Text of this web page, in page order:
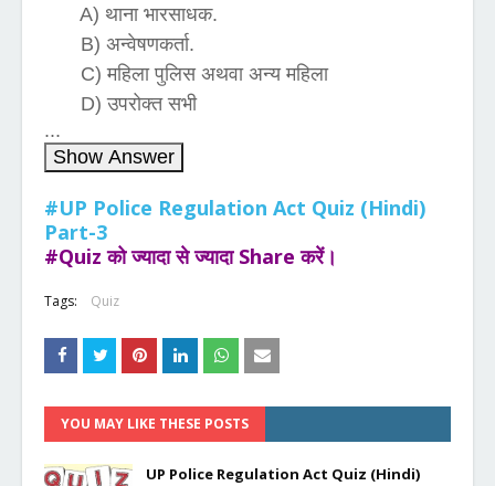
A) थाना भारसाधक.
B) अन्वेषणकर्ता.
C) महिला पुलिस अथवा अन्य महिला
D) उपरोक्त सभी
...
Show Answer
#UP Police Regulation Act Quiz (Hindi)
Part-3
#Quiz को ज्यादा से ज्यादा Share करें।
Tags: Quiz
YOU MAY LIKE THESE POSTS
UP Police Regulation Act Quiz (Hindi)